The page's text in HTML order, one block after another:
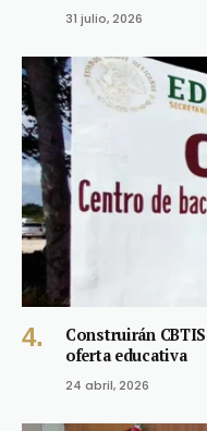
31 julio, 2026
Construirán
oferta educativa
24 abril, 2026